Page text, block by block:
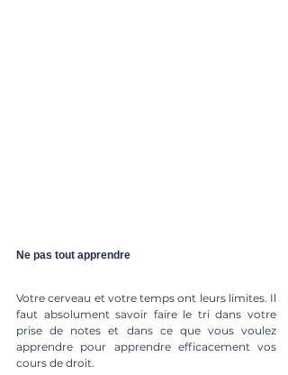
Ne pas tout apprendre
Votre cerveau et votre temps ont leurs limites. Il
faut absolument savoir faire le tri dans votre
prise de notes et dans ce que vous voulez
apprendre pour apprendre efficacement vos
cours de droit.